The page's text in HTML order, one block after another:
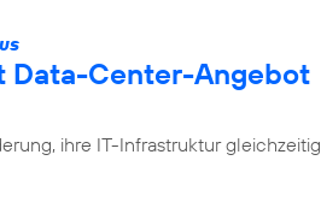
Data-Center-Angebot
ihre IT-Infrastruktur gleichzeitig